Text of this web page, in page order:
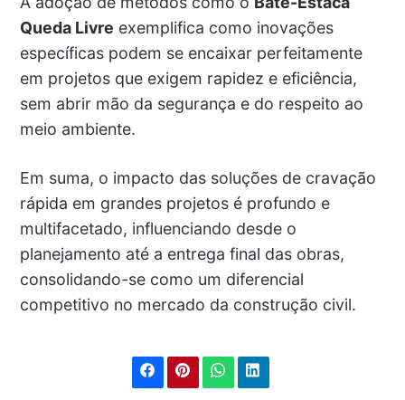
Queda Livre exemplifica como inovações
específicas podem se encaixar perfeitamente
em projetos que exigem rapidez e eficiência,
sem abrir mão da segurança e do respeito ao
meio ambiente.
Em suma, o impacto das soluções de cravação
rápida em grandes projetos é profundo e
multifacetado, influenciando desde o
planejamento até a entrega final das obras,
consolidando-se como um diferencial
competitivo no mercado da construção civil.